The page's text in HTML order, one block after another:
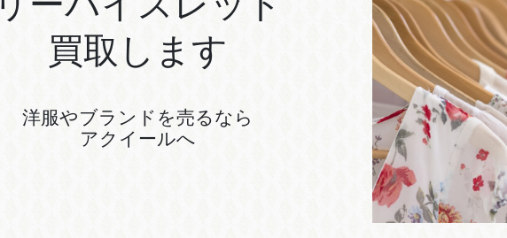
買取します
洋服やブランドを売るなら
アクイールへ